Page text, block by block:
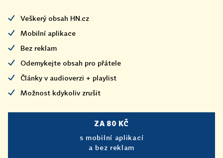
Veškerý obsah HN.cz
Mobilní aplikace
Bez reklam
Odemykejte obsah pro přátele
Články v audioverzi + playlist
Možnost kdykoliv zrušit
ZA 80 KČ
s mobilní aplikací
a bez reklam